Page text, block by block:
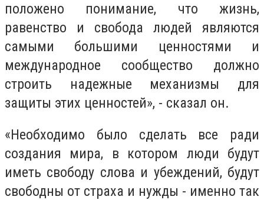
положено понимание, что жизнь,
равенство и свобода людей являются
самыми большими ценностями и
международное сообщество должно
строить надежные механизмы для
защиты этих ценностей», - сказал он.
«Необходимо было сделать все ради
создания мира, в котором люди будут
иметь свободу слова и убеждений, будут
свободны от страха и нужды - именно так